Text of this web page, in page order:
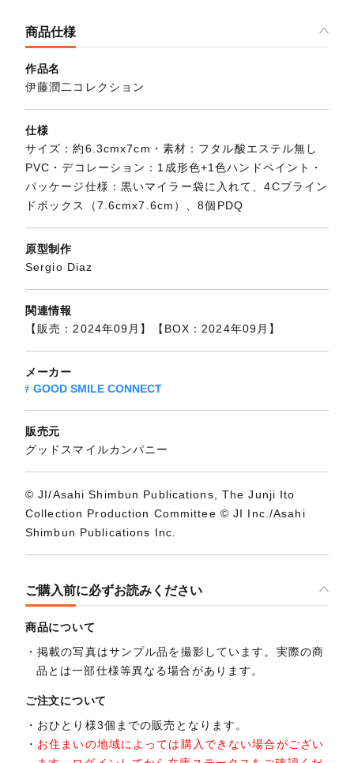
商品仕様
作品名
伊藤潤二コレクション
仕様
サイズ：約6.3cmx7cm・素材：フタル酸エステル無し
PVC・デコレーション：1成形色+1色ハンドペイント・
パッケージ仕様：黒いマイラー袋に入れて、4Cブライン
ドボックス（7.6cmx7.6cm）、8個PDQ
原型制作
Sergio Diaz
関連情報
【販売：2024年09月】【BOX：2024年09月】
メーカー
GOOD SMILE CONNECT
販売元
グッドスマイルカンパニー
© JI/Asahi Shimbun Publications, The Junji Ito
Collection Production Committee © JI Inc./Asahi
Shimbun Publications Inc.
ご購入前に必ずお読みください
商品について
掲載の写真はサンプル品を撮影しています。実際の商
品とは一部仕様等異なる場合があります。
ご注文について
おひとり様3個までの販売となります。
お住まいの地域によっては購入できない場合がござい